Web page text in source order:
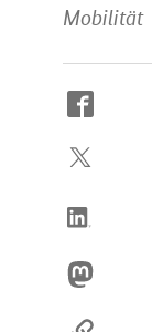
Mobilität
So
Sie
Internet